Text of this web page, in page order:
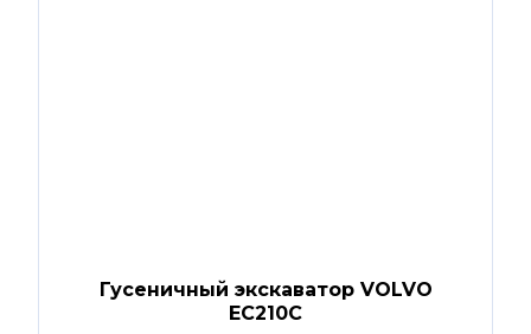
Гусеничный экскаватор VOLVO
EC210C